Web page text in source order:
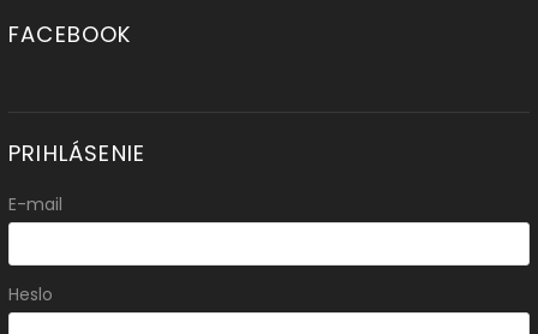
FACEBOOK
PRIHLÁSENIE
E-mail
Heslo